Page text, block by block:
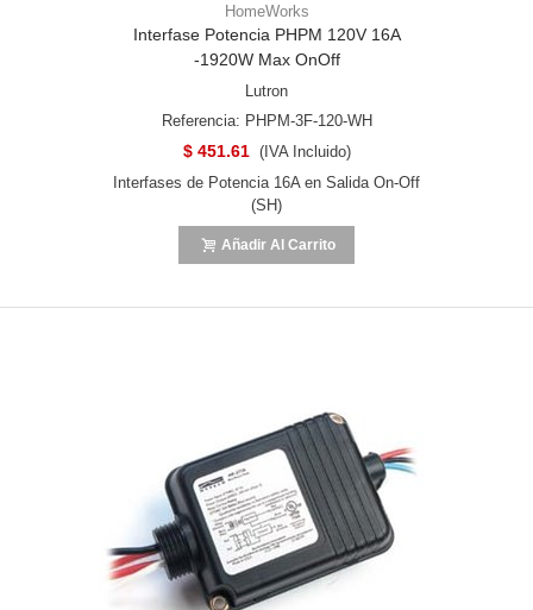
HomeWorks
Interfase Potencia PHPM 120V 16A
-1920W Max OnOff
Lutron
Referencia: PHPM-3F-120-WH
$ 451.61 (IVA Incluido)
Interfases de Potencia 16A en Salida On-Off
(SH)
Añadir Al Carrito